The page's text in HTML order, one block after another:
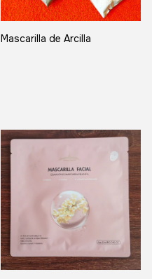
Mascarilla de Arcilla